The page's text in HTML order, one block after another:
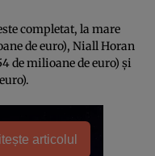
completat, la mare
de euro), Niall Horan
de milioane de euro) şi
articolul